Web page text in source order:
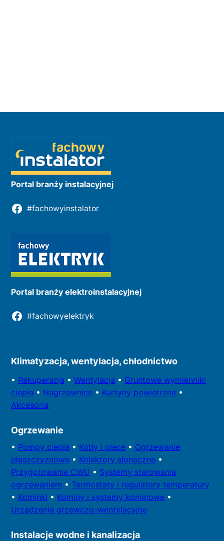
Portal branży instalacyjnej
#fachowyinstalator
Portal branży elektroinstalacyjnej
#fachowyelektryk
Klimatyzacja, wentylacja, chłodnictwo
• Rekuperacja •Wentylacja • Gruntowe wymienniki
ciepła • Nagrzewnice • Kurtyny powietrzne •
Akcesoria
Ogrzewanie
• Pompy ciepła • Kotły i piece • Ogrzewanie
płaszczyznowe • Kolektory słoneczne •
Przygotowanie CWU • Systemy sterowania
ogrzewaniem • Termostaty i regulatory temperatury
• Kominki • Kominy i systemy kominowe •
Urządzenia grzewczo-wentylacyjne
Instalacje wodne i kanalizacja